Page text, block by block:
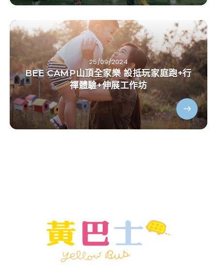
25/09/2024
BEE CAMP山頂全家樂 設抵玩家庭跑+行
禪體驗+伸展工作坊